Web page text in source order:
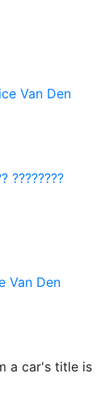
Van Den
????????
Van Den
a car's title is